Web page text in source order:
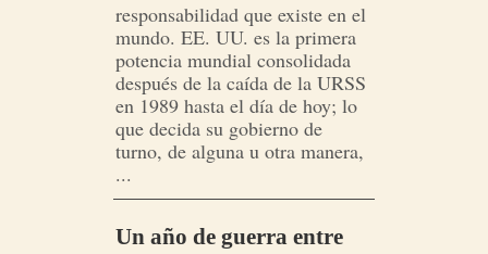
responsabilidad que existe en el
mundo. EE. UU. es la primera
potencia mundial consolidada
después de la caída de la URSS
en 1989 hasta el día de hoy; lo
que decida su gobierno de
turno, de alguna u otra manera,
...
Un año de guerra entre